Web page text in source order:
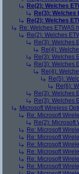
Re(2): Welches
Re(3): Welches
Re(2): Welches
Re: Welches ETWAS
Re(2): Welches
Re(3): Welches
Re(4):
Re(3): Welches
Re(3): Welches
Re(4):
Re(5):
Re(6):
Re(3): Welches
Re(3): Welches
Microsoft Wireless
Re: Microsoft
Re(2): Microsoft
Re: Microsoft
Re: Microsoft
Re: Microsoft
Re: Microsoft
Re: Microsoft
Re: Microsoft